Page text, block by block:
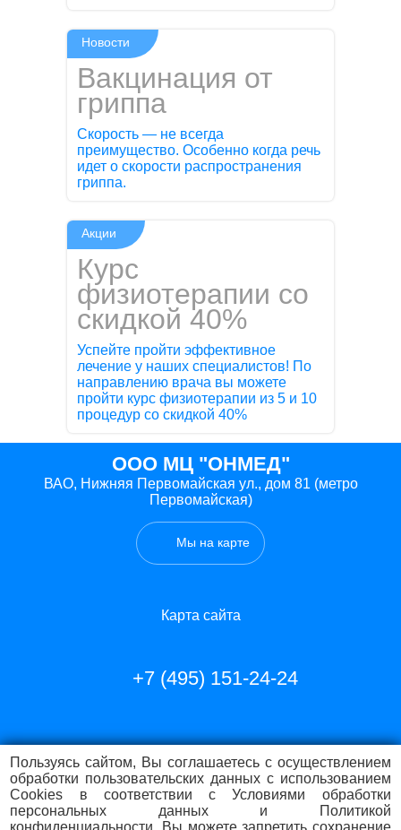
Вакцинация от
гриппа
Скорость — не всегда
преимущество. Особенно когда речь
идет о скорости распространения
гриппа.
Новости
Курс
физиотерапии со
скидкой 40%
Успейте пройти эффективное
лечение у наших специалистов! По
направлению врача вы можете
пройти курс физиотерапии из 5 и 10
процедур со скидкой 40%
Акции
ООО МЦ "ОНМЕД"
ВАО, Нижняя Первомайская ул., дом 81 (метро
Первомайская)
Мы на карте
Карта сайта
+7 (495) 151-24-24
ИМЕЮТСЯ
Пользуясь сайтом, Вы соглашаетесь с осуществлением
обработки пользовательских данных с использованием
Cookies в соответствии с Условиями обработки
персональных данных и Политикой
конфиденциальности. Вы можете запретить сохранение